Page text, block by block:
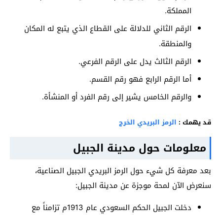
المملكة.
الرقم الثاني للدلالة على القطاع الذي يتبع له المكان
والمنطقة.
الرقم الثالث يدل على الرقم الفرعي.
أما الرقم الرابع فهو رقم القسم.
والرقم الخامس يشير إلى رقم الفرد أو المنشأة.
قد يهمك : الرمز البريدي الخرج
معلومات حول مدينة الجبيل
بعد معرفة كل شيء حول الرمز البريدي الجبيل الصناعية،
سنعرض الآن لمحة موجزة عن مدينة الجبيل:
دخلت الجبيل الحكم السعودي عام 1913م تزامناً مع